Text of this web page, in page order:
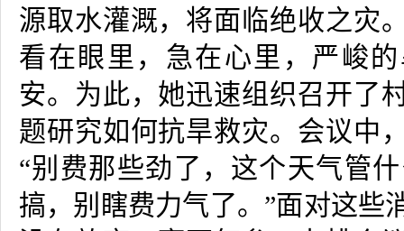
源取水灌溉，将面临绝收之灾
看在眼里，急在心里，严峻
安。为此，她迅速组织召开了
题研究如何抗旱救灾。会议中
“别费那些劲了，这个天气管
搞，别瞎费力气了。”面对这些